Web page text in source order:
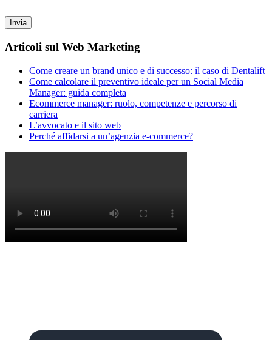
Articoli sul Web Marketing
Come creare un brand unico e di successo: il caso di Dentalift
Come calcolare il preventivo ideale per un Social Media
Manager: guida completa
Ecommerce manager: ruolo, competenze e percorso di
carriera
L’avvocato e il sito web
Perché affidarsi a un’agenzia e-commerce?